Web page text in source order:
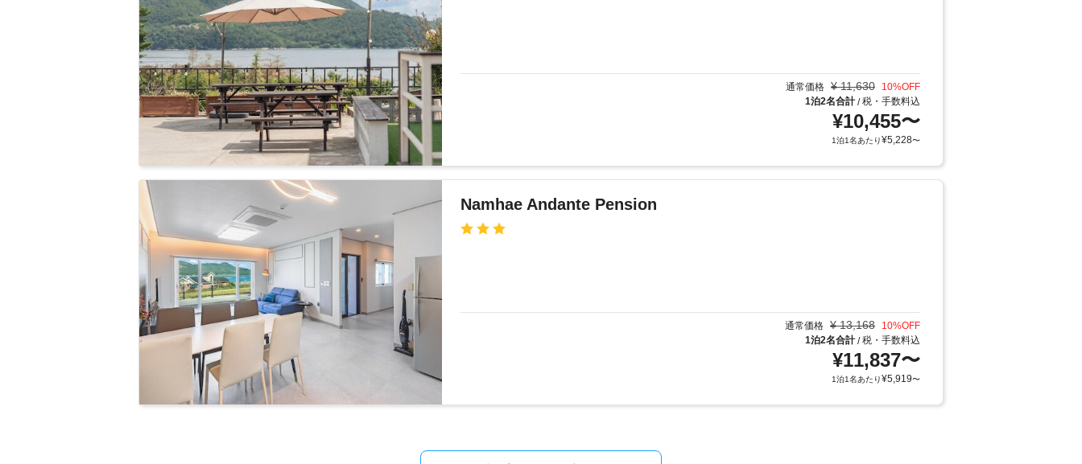
通常価格 ¥ 11,630 10%OFF
1泊2名合計/税・手数料込
¥10,455〜
1泊1名あたり¥5,228〜
Namhae Andante Pension
通常価格 ¥ 13,168 10%OFF
1泊2名合計/税・手数料込
¥11,837〜
1泊1名あたり¥5,919〜